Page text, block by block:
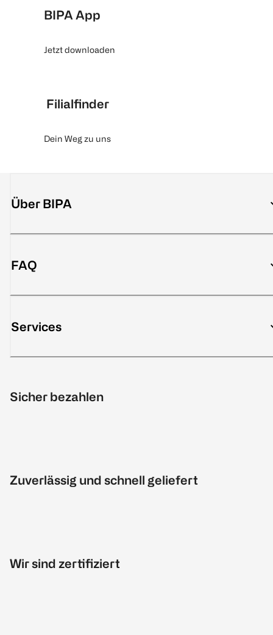
BIPA App
Jetzt downloaden
Filialfinder
Dein Weg zu uns
Über BIPA
FAQ
Services
Sicher bezahlen
Zuverlässig und schnell geliefert
Wir sind zertifiziert